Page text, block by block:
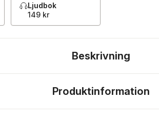
Ljudbok
149 kr
Beskrivning
Produktinformation